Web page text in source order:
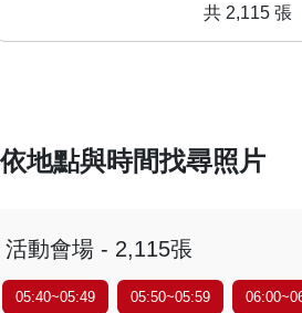
共 2,115 張
依地點與時間找尋照片
活動會場 - 2,115張
05:40~05:49 05:50~05:59